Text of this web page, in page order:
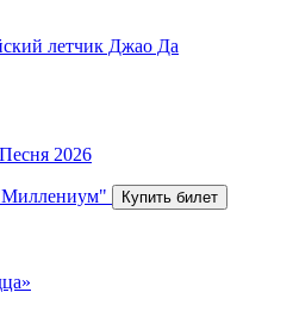
летчик Джао Да
2026